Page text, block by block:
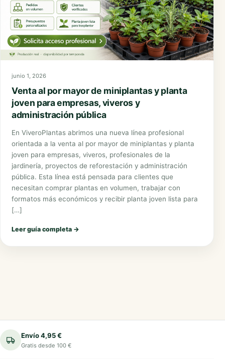
junio 1, 2026
Venta al por mayor de miniplantas y planta
joven para empresas, viveros y
administración pública
En ViveroPlantas abrimos una nueva línea profesional
orientada a la venta al por mayor de miniplantas y planta
joven para empresas, viveros, profesionales de la
jardinería, proyectos de reforestación y administración
pública. Esta línea está pensada para clientes que
necesitan comprar plantas en volumen, trabajar con
formatos más económicos y recibir planta joven lista para
[…]
Leer guía completa →
Envío 4,95 €
Gratis desde 100 €